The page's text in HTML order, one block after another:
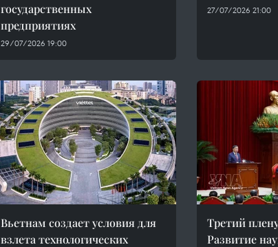
государственных
предприятиях
29/07/2026 19:00
27/07/2026 21:00
Вьетнам создает условия для
взлета технологических
Третий
Развитие